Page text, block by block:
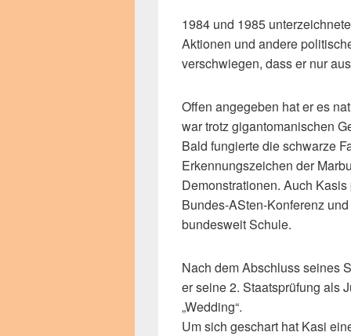
1984 und 1985
Aktionen und andere
verschwiegen, dass er nur
Offen angegeben hat er es
war trotz gigantomanischen
Bald fungierte die schwarze
Erkennungszeichen der
Demonstrationen. Auch
Bundes-ASten-Konferenz
bundesweit Schule.
Nach dem Abschluss seines
er seine 2. Staatsprüfung als
„Wedding“.
Um sich geschart hat Kasi